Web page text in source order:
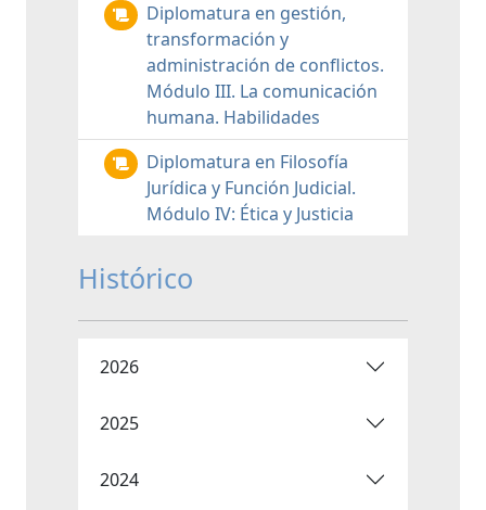
Diplomatura en gestión,
transformación y
administración de conflictos.
Módulo III. La comunicación
humana. Habilidades
Diplomatura en Filosofía
Jurídica y Función Judicial.
Módulo IV: Ética y Justicia
Histórico
2026
2025
2024